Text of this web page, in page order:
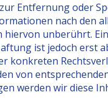
Entfernung oder
nach den
hiervon unberührt.
ist jedoch erst
konkreten
von
werden wir diese